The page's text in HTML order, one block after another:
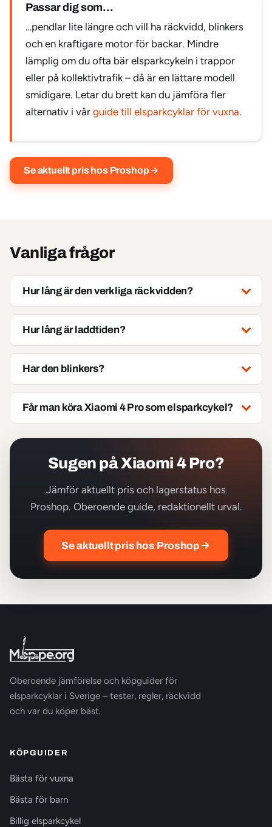
Passar dig som…
…pendlar lite längre och vill ha räckvidd, blinkers
och en kraftigare motor för backar. Mindre
lämplig om du ofta bär elsparkcykeln i trappor
eller på kollektivtrafik – då är en lättare modell
smidigare. Letar du brett kan du jämföra fler
alternativ i vår guide till elsparkcyklar för vuxna.
Se aktuellt pris hos Proshop
Vanliga frågor
Hur lång är den verkliga räckvidden?
Hur lång är laddtiden?
Har den blinkers?
Får man köra Xiaomi 4 Pro som elsparkcykel?
Sugen på Xiaomi 4 Pro?
Jämför aktuellt pris och lagerstatus hos
Proshop. Oberoende guide, redaktionellt urval.
Se aktuellt pris hos Proshop
Oberoende jämförelse och köpguider för
elsparkcyklar i Sverige – tester, regler, räckvidd
och var du köper bäst.
KÖPGUIDER
Bästa för vuxna
Bästa för barn
Billig elsparkcykel